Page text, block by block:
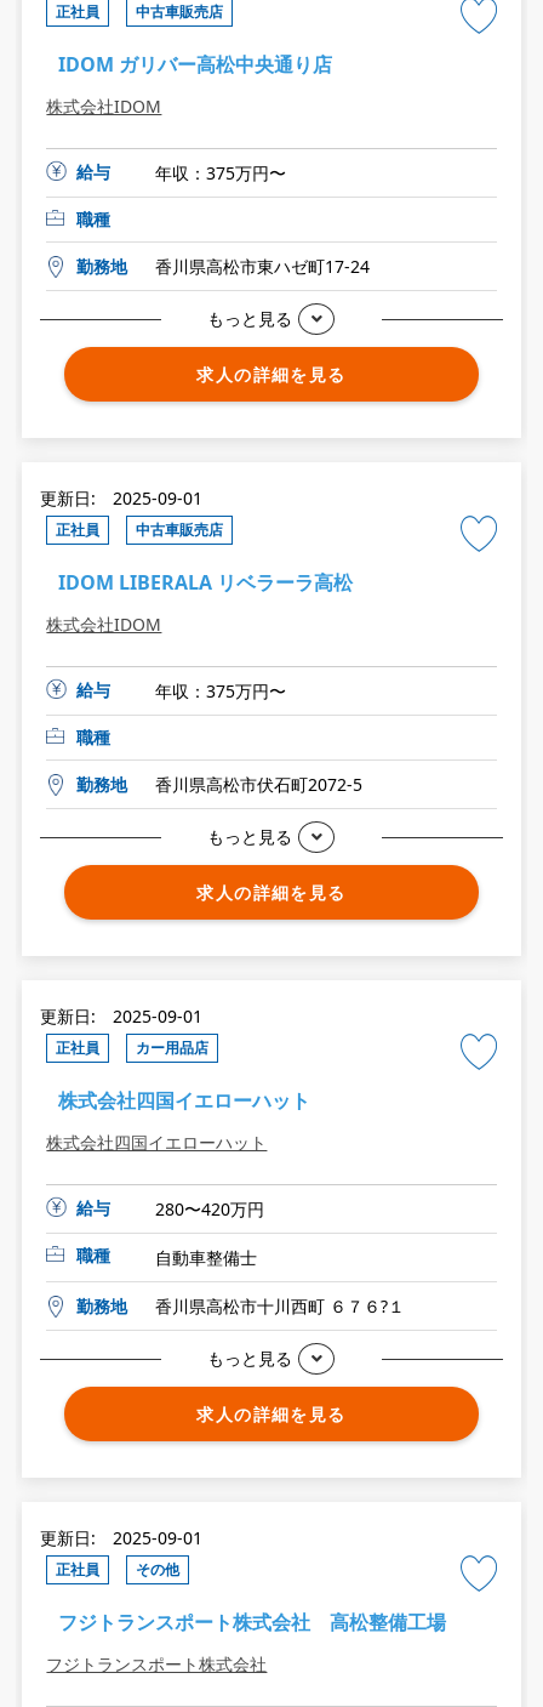
正社員 中古車販売店
IDOM ガリバー高松中央通り店
株式会社IDOM
給与
年収：375万円〜
職種
勤務地 香川県高松市東ハゼ町17-24
もっと見る
求人の詳細を見る
更新日: 2025-09-01
正社員 中古車販売店
IDOM LIBERALA リベラーラ高松
株式会社IDOM
給与
年収：375万円〜
職種
勤務地 香川県高松市伏石町2072-5
もっと見る
求人の詳細を見る
更新日: 2025-09-01
正社員 カー用品店
株式会社四国イエローハット
株式会社四国イエローハット
給与
280〜420万円
職種
自動車整備士
勤務地 香川県高松市十川西町 ６７６?１
もっと見る
求人の詳細を見る
更新日: 2025-09-01
正社員 その他
フジトランスポート株式会社 高松整備工場
フジトランスポート株式会社